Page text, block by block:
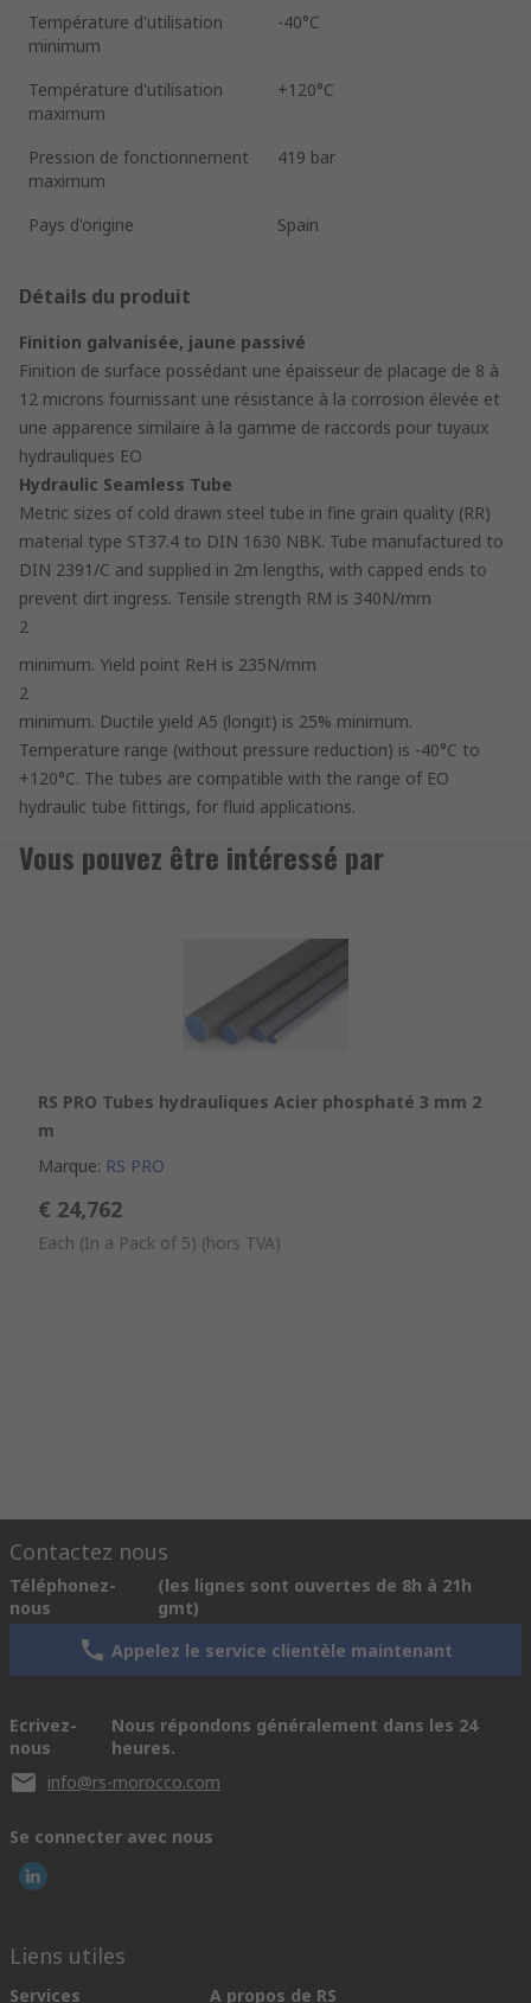
Température d'utilisation
minimum
-40°C
Température d'utilisation
maximum
+120°C
Pression de fonctionnement
maximum
419 bar
Pays d'origine Spain
Détails du produit
Finition galvanisée, jaune passivé
Finition de surface possédant une épaisseur de placage de 8 à
12 microns fournissant une résistance à la corrosion élevée et
une apparence similaire à la gamme de raccords pour tuyaux
hydrauliques EO
Hydraulic Seamless Tube
Metric sizes of cold drawn steel tube in fine grain quality (RR)
material type ST37.4 to DIN 1630 NBK. Tube manufactured to
DIN 2391/C and supplied in 2m lengths, with capped ends to
prevent dirt ingress. Tensile strength RM is 340N/mm
2
minimum. Yield point ReH is 235N/mm
2
minimum. Ductile yield A5 (longit) is 25% minimum.
Temperature range (without pressure reduction) is -40°C to
+120°C. The tubes are compatible with the range of EO
hydraulic tube fittings, for fluid applications.
Vous pouvez être intéressé par
RS PRO Tubes hydrauliques Acier phosphaté 3 mm 2
m
Marque: RS PRO
€ 24,762
Each (In a Pack of 5) (hors TVA)
Contactez nous
Téléphonez-
nous
(les lignes sont ouvertes de 8h à 21h
gmt)
Appelez le service clientèle maintenant
Ecrivez-
nous
Nous répondons généralement dans les 24
heures.
info@rs-morocco.com
Se connecter avec nous
Liens utiles
Services
A propos de RS